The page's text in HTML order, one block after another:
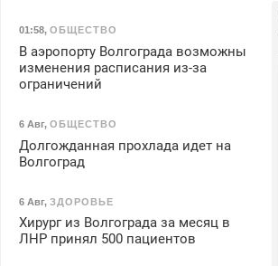
01:58, ОБЩЕСТВО
В аэропорту Волгограда возможны
изменения расписания из-за
ограничений
6 Авг, ОБЩЕСТВО
Долгожданная прохлада идет на
Волгоград
6 Авг, ЗДОРОВЬЕ
Хирург из Волгограда за месяц в
ЛНР принял 500 пациентов